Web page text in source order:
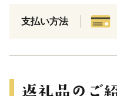
支払い方法